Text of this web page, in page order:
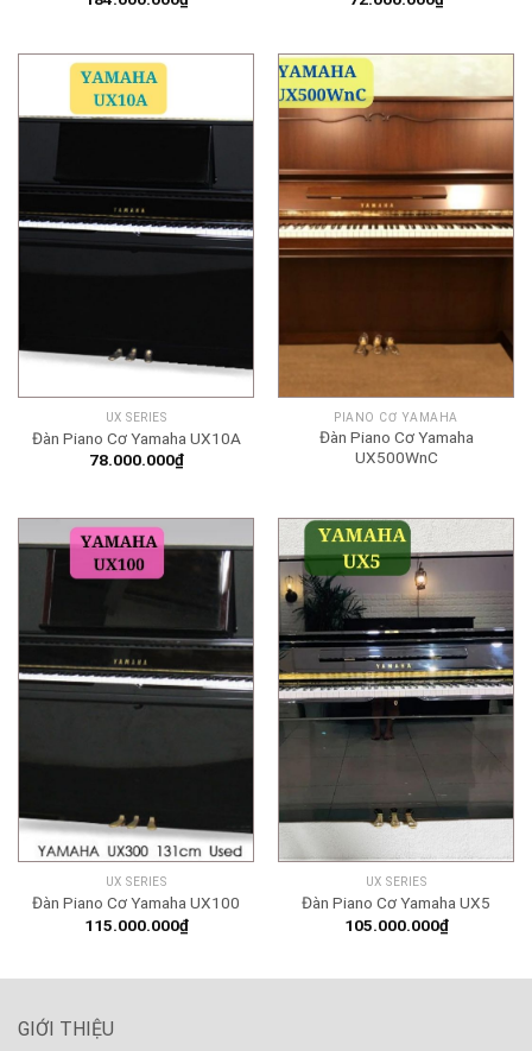
UX SERIES
Đàn Piano Cơ Yamaha UX10A
78.000.000₫
PIANO CƠ YAMAHA
Đàn Piano Cơ Yamaha
UX500WnC
UX SERIES
Đàn Piano Cơ Yamaha UX100
115.000.000₫
UX SERIES
Đàn Piano Cơ Yamaha UX5
105.000.000₫
GIỚI THIỆU